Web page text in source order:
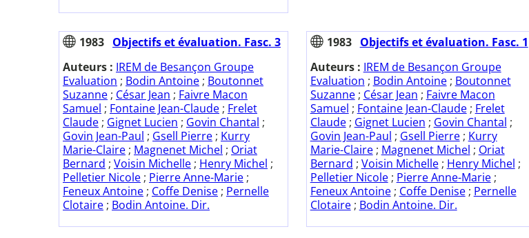
1983 Objectifs et évaluation. Fasc. 3
Auteurs : IREM de Besançon Groupe
Evaluation ; Bodin Antoine ; Boutonnet
Suzanne ; César Jean ; Faivre Macon
Samuel ; Fontaine Jean-Claude ; Frelet
Claude ; Gignet Lucien ; Govin Chantal ;
Govin Jean-Paul ; Gsell Pierre ; Kurry
Marie-Claire ; Magnenet Michel ; Oriat
Bernard ; Voisin Michelle ; Henry Michel ;
Pelletier Nicole ; Pierre Anne-Marie ;
Feneux Antoine ; Coffe Denise ; Pernelle
Clotaire ; Bodin Antoine. Dir.
1983
Objectifs et évaluation. Fasc. 1
Auteurs : IREM de Besançon Groupe
Evaluation ; Bodin Antoine; Boutonnet
Suzanne; César Jean ; Faivre Macon
Samuel ; Fontaine Jean-Claude; Frelet
Claude; Gignet Lucien ; Govin Chantal ;
Govin Jean-Paul ; Gsell Pierre; Kurry
Marie-Claire; Magnenet Michel ; Oriat
Bernard ; Voisin Michelle; Henry Michel ;
Pelletier Nicole; Pierre Anne-Marie;
Feneux Antoine; Coffe Denise; Pernelle
Clotaire; Bodin Antoine. Dir.